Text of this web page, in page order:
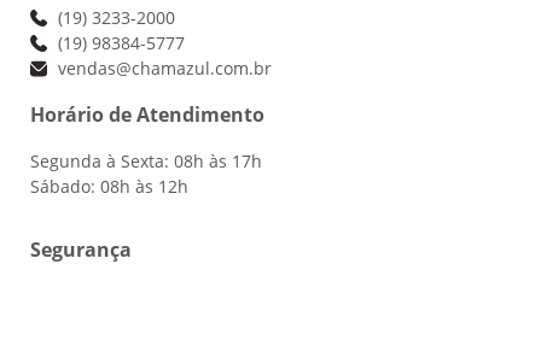
(19) 3233-2000
(19) 98384-5777
vendas@chamazul.com.br
Horário de Atendimento
Segunda à Sexta: 08h às 17h
Sábado: 08h às 12h
Segurança